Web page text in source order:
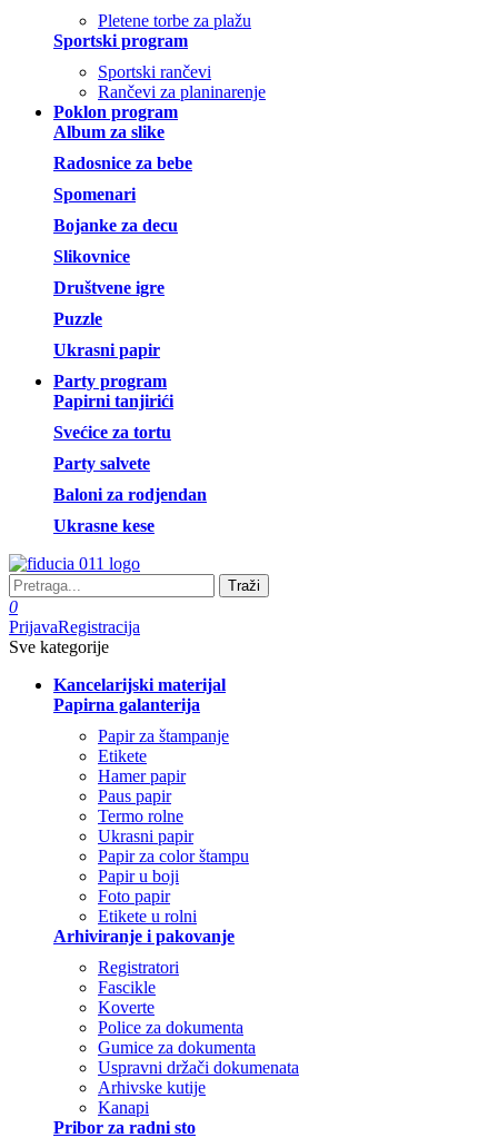
Pletene torbe za plažu
Sportski program
Sportski rančevi
Rančevi za planinarenje
Poklon program
Album za slike
Radosnice za bebe
Spomenari
Bojanke za decu
Slikovnice
Društvene igre
Puzzle
Ukrasni papir
Party program
Papirni tanjirići
Svećice za tortu
Party salvete
Baloni za rodjendan
Ukrasne kese
Traži
0
PrijavaRegistracija
Sve kategorije
Kancelarijski materijal
Papirna galanterija
Papir za štampanje
Etikete
Hamer papir
Paus papir
Termo rolne
Ukrasni papir
Papir za color štampu
Papir u boji
Foto papir
Etikete u rolni
Arhiviranje i pakovanje
Registratori
Fascikle
Koverte
Police za dokumenta
Gumice za dokumenta
Uspravni držači dokumenata
Arhivske kutije
Kanapi
Pribor za radni sto